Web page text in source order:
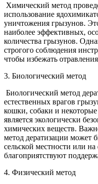
Химический метод
использование
уничтожения грызунов.
наиболее эффективных,
количества грызунов.
строгого соблюдения
чтобы избежать
3. Биологический метод
Биологический метод
естественных врагов
кошки, собаки и
является экологически
химических веществ.
метод дератизации может
сельской местности или на
благоприятствуют
4. Физический метод